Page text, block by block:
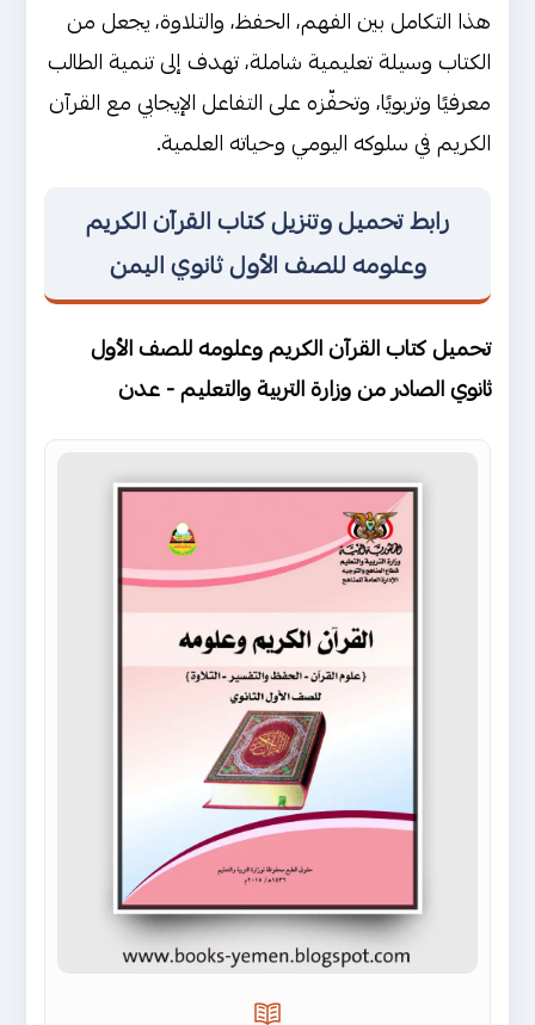
هذا التكامل بين الفهم، الحفظ، والتلاوة، يجعل من
الكتاب وسيلة تعليمية شاملة، تهدف إلى تنمية الطالب
معرفيًا وتربويًا، وتحفّزه على التفاعل الإيجابي مع القرآن
الكريم في سلوكه اليومي وحياته العلمية.
رابط تحميل وتنزيل كتاب القرآن الكريم
وعلومه للصف الأول ثانوي اليمن
تحميل كتاب القرآن الكريم وعلومه للصف الأول
ثانوي الصادر من وزارة التربية والتعليم - عدن